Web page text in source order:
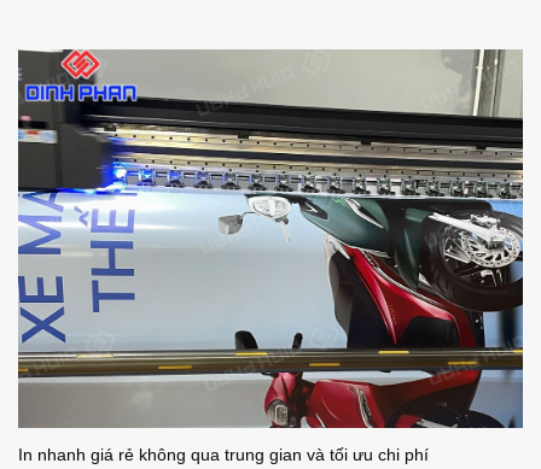
In nhanh giá rẻ không qua trung gian và tối ưu chi phí